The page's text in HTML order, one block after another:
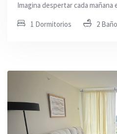
Imagina despertar cada mañana
1 Dormitorios 2